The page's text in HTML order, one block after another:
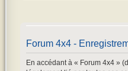
Forum 4x4 -
En accédant à « Forum 4x4 »